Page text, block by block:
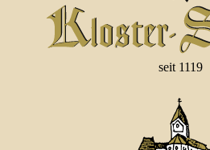
seit 1119